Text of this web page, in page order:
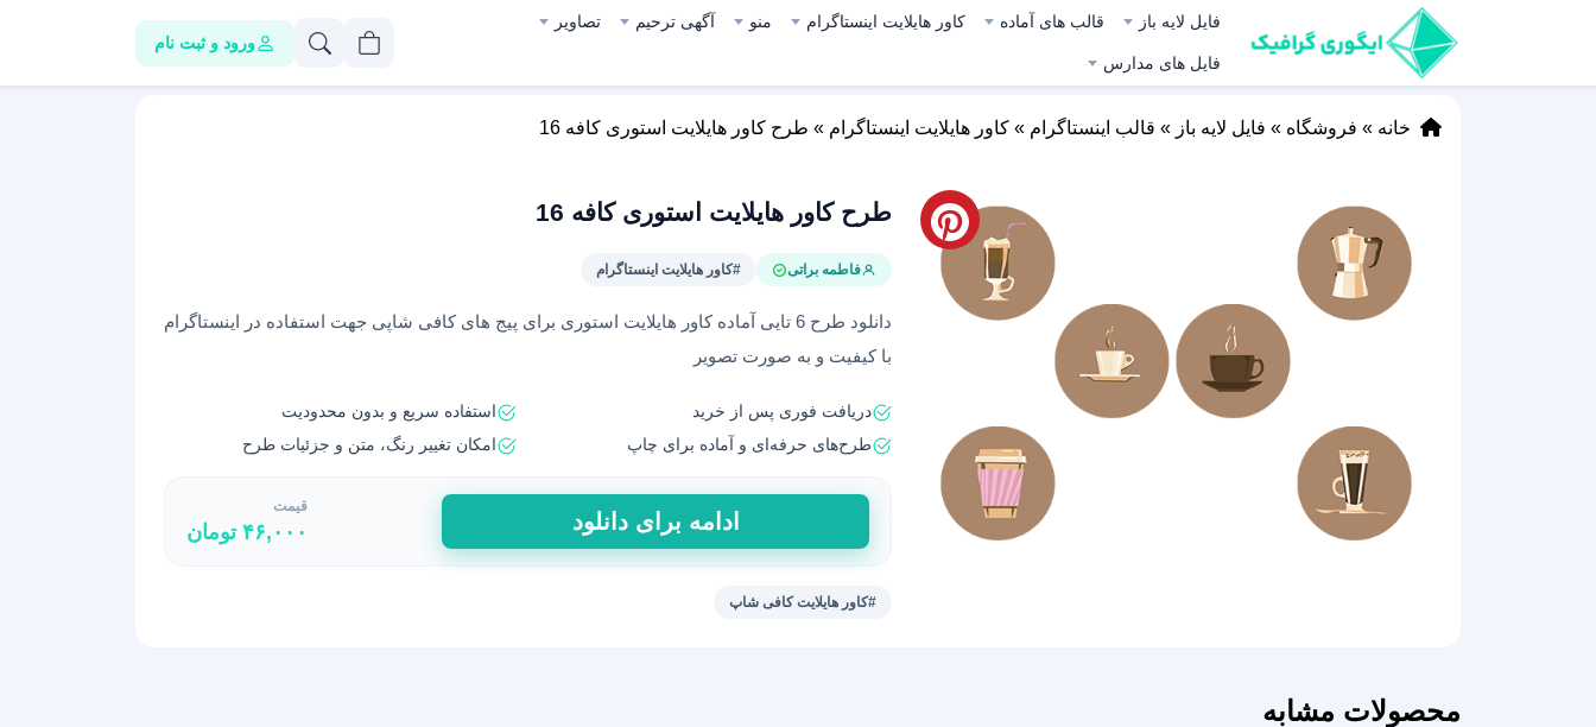
فایل لایه باز قالب های آماده کاور هایلایت اینستاگرام منو آگهی ترحیم تصاویر
فایل های مدارس
ورود و ثبت نام
خانه » فروشگاه » فایل لایه باز » قالب اینستاگرام » کاور هایلایت اینستاگرام » طرح کاور هایلایت استوری کافه 16
طرح کاور هایلایت استوری کافه 16
فاطمه براتی #کاور هایلایت اینستاگرام
دانلود طرح 6 تایی آماده کاور هایلایت استوری برای پیج های کافی شاپی جهت استفاده در اینستاگرام
با کیفیت و به صورت تصویر
دریافت فوری پس از خرید
استفاده سریع و بدون محدودیت
طرح‌های حرفه‌ای و آماده برای چاپ
امکان تغییر رنگ، متن و جزئیات طرح
طرح
کاور
هایلایت
استوری
ادامه برای دانلود
قیمت
۴۶,۰۰۰ تومان
#کاور هایلایت کافی شاپ
محصولات مشابه